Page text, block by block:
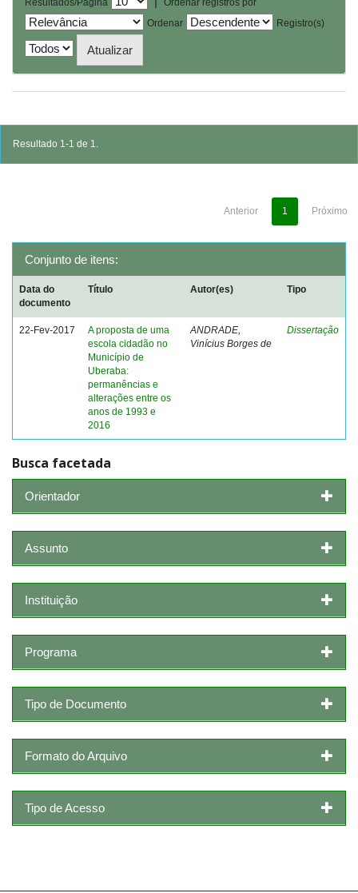
Resultados/Página
Ordenar registros por
Ordenar
Registro(s)
Resultado 1-1 de 1.
Anterior 1 Próximo
Conjunto de itens:
Data do
documento
Título Autor(es) Tipo
22-Fev-2017
A proposta de uma
escola cidadão no
Município de
Uberaba:
permanências e
alterações entre os
anos de 1993 e
2016
ANDRADE,
Vinícius Borges de
Dissertação
Busca facetada
Orientador
Assunto
Instituição
Programa
Tipo de Documento
Formato do Arquivo
Tipo de Acesso